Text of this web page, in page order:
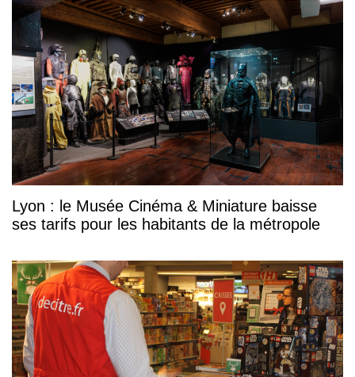
Lyon : le Musée Cinéma & Miniature baisse
ses tarifs pour les habitants de la métropole